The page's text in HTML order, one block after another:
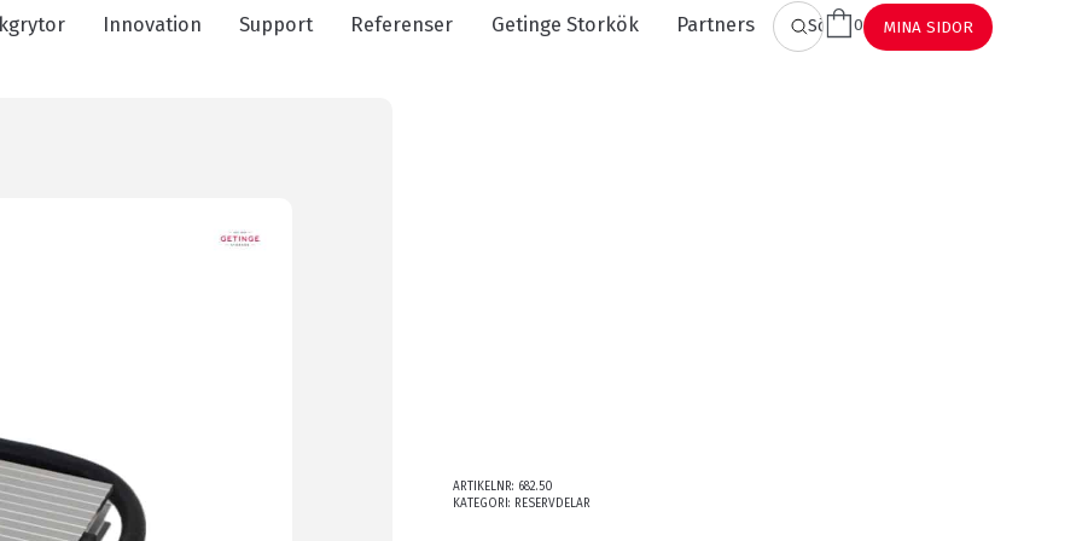
Innovation Support Referenser Getinge Storkök Partners SÖK
0 MINA SIDOR
ARTIKELNR: 682.50
KATEGORI: RESERVDELAR